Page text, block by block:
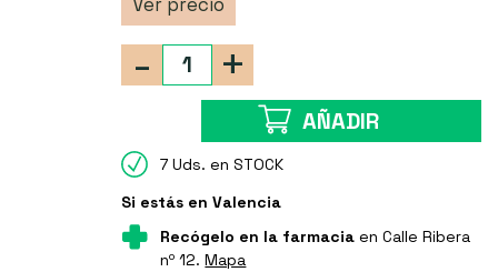
+
-
AÑADIR
7 Uds. en STOCK
Si estás en Valencia
Recógelo en la farmacia en Calle Ribera
nº 12.Mapa